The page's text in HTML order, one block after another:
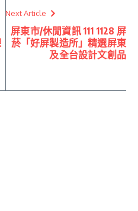
Next Article
屏東市/休閒資訊 111 1128 屏
菸「好屏製造所」精選屏東
及全台設計文創品